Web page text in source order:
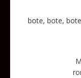
bote, bote,